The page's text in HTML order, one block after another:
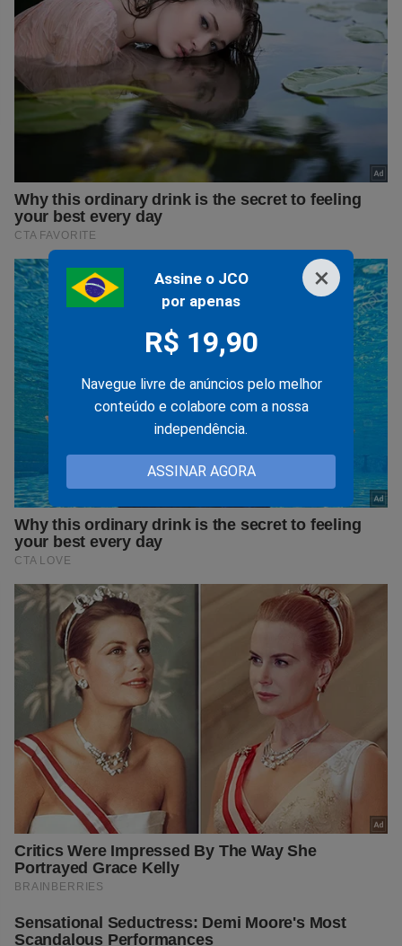
×
Assine o JCO
por apenas
R$ 19,90
Navegue livre de anúncios pelo melhor
conteúdo e colabore com a nossa
independência.
ASSINAR AGORA